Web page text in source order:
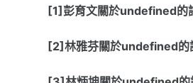
[1]彭育文關於undefined的
[2]林雅芬關於undefined的